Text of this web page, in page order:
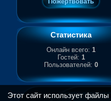
Статистика
Онлайн всего: 1
Гостей: 1
Пользователей: 0
Этот сайт использует